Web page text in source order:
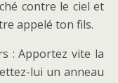
contre le ciel et
appelé ton fils.
: Apportez vite la
lui un anneau